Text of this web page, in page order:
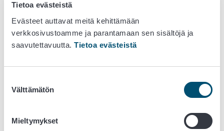
Tietoa evästeistä
Evästeet auttavat meitä kehittämään
verkkosivustoamme ja parantamaan sen sisältöjä ja
saavutettavuutta. Tietoa evästeistä
valinta
Välttämätön
Mieltymykset
Kuvat tuotteista:
(Kuvat: Lidl)